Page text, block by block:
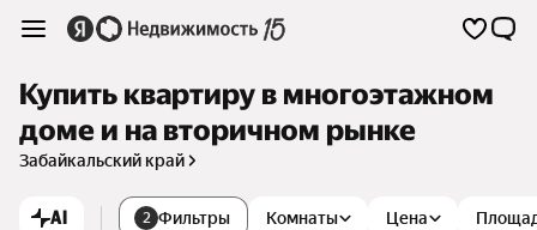
Купить квартиру в многоэтажном
доме и на вторичном рынке
Забайкальский край
AI 2 Фильтры Комнаты Цена